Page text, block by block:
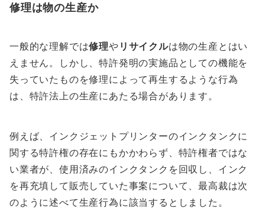
修理は物の生産か
一般的な理解では修理や リサイクルは物の生産とはい
えません。しかし、特許発明の実施品としての機能を
失っていたものを修理によって再生するような行為
は、特許法上の生産にあたる場合があります。
例えば、インクジェットプリンターのインクタンクに
関する特許権の存在にもかかわらず、特許権者ではな
い業者が、使用済みのインクタンクを回収し、インク
を再充填して販売していた事案について、最高裁は次
のように述べて生産行為に該当するとしました。